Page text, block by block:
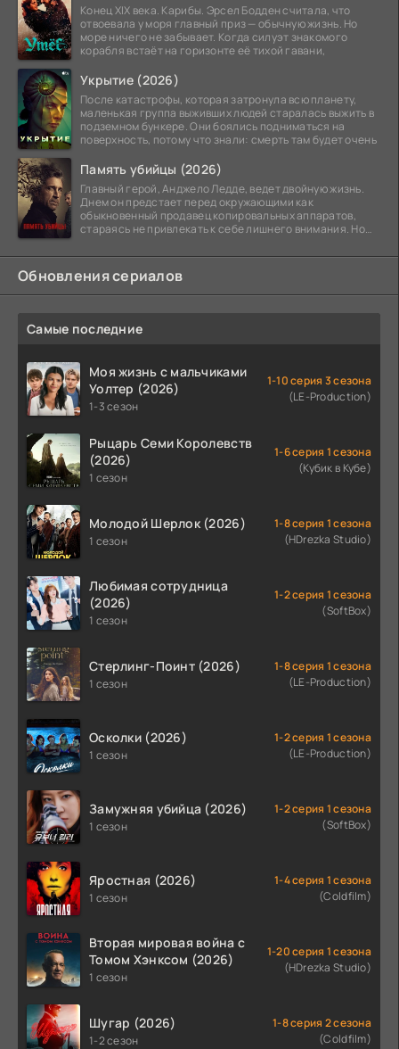
Конец XIX века. Карибы. Эрсел Бодден считала, что
отвоевала у моря главный приз — обычную жизнь. Но
море ничего не забывает. Когда силуэт знакомого
корабля встаёт на горизонте её тихой гавани,
Укрытие (2026)
После катастрофы, которая затронула всю планету,
маленькая группа выживших людей старалась выжить в
подземном бункере. Они боялись подниматься на
поверхность, потому что знали: смерть там будет очень
Память убийцы (2026)
Главный герой, Анджело Ледде, ведет двойную жизнь.
Днем он предстает перед окружающими как
обыкновенный продавец копировальных аппаратов,
стараясь не привлекать к себе лишнего внимания. Но
Обновления сериалов
Самые последние
Моя жизнь с мальчиками
Уолтер (2026)
1-3 сезон
1-10 серия 3 сезона
(LE-Production)
Рыцарь Семи Королевств
(2026)
1 сезон
1-6 серия 1 сезона
(Кубик в Кубе)
Молодой Шерлок (2026)
1 сезон
1-8 серия 1 сезона
(HDrezka Studio)
Любимая сотрудница
(2026)
1 сезон
1-2 серия 1 сезона
(SoftBox)
Стерлинг-Поинт (2026)
1 сезон
1-8 серия 1 сезона
(LE-Production)
Осколки (2026)
1 сезон
1-2 серия 1 сезона
(LE-Production)
Замужняя убийца (2026)
1 сезон
1-2 серия 1 сезона
(SoftBox)
Яростная (2026)
1 сезон
1-4 серия 1 сезона
(Coldfilm)
Вторая мировая война с
Томом Хэнксом (2026)
1 сезон
1-20 серия 1 сезона
(HDrezka Studio)
Шугар (2026)
1-2 сезон
1-8 серия 2 сезона
(Coldfilm)